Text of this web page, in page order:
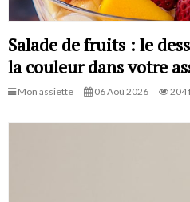
Salade de fruits : le
la couleur dans votre
Mon assiette 06 Aoû 2026 204